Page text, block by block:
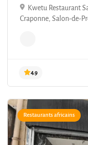
Kwetu Restaurant
Craponne, Salon-de-
Restaurants africains